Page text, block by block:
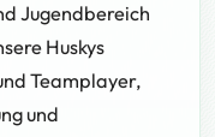
Jugendbereich
Huskys
Teamplayer,
und